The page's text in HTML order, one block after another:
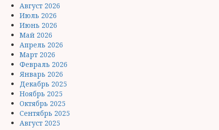
Август 2026
Июль 2026
Июнь 2026
Май 2026
Апрель 2026
Март 2026
Февраль 2026
Январь 2026
Декабрь 2025
Ноябрь 2025
Октябрь 2025
Сентябрь 2025
Август 2025